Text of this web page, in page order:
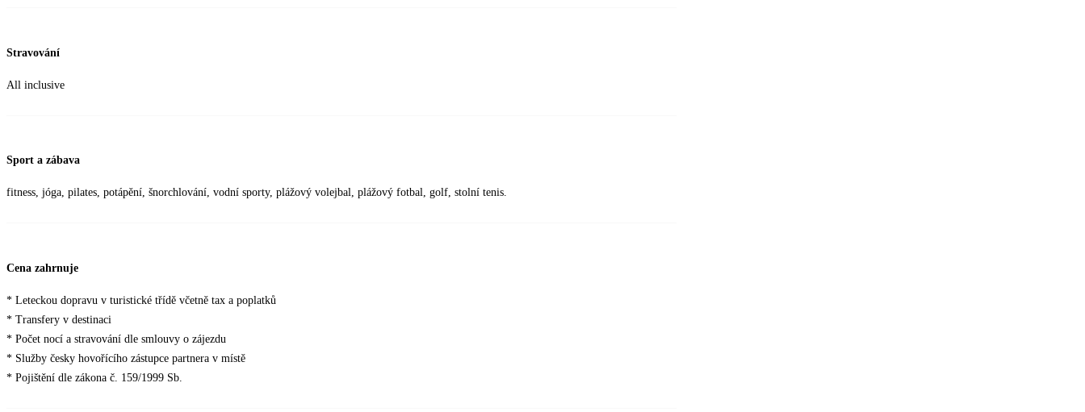
Stravování
All inclusive
Sport a zábava
fitness, jóga, pilates, potápění, šnorchlování, vodní sporty, plážový volejbal, plážový fotbal, golf, stolní tenis.
Cena zahrnuje
* Leteckou dopravu v turistické třídě včetně tax a poplatků
* Transfery v destinaci
* Počet nocí a stravování dle smlouvy o zájezdu
* Služby česky hovořícího zástupce partnera v místě
* Pojištění dle zákona č. 159/1999 Sb.